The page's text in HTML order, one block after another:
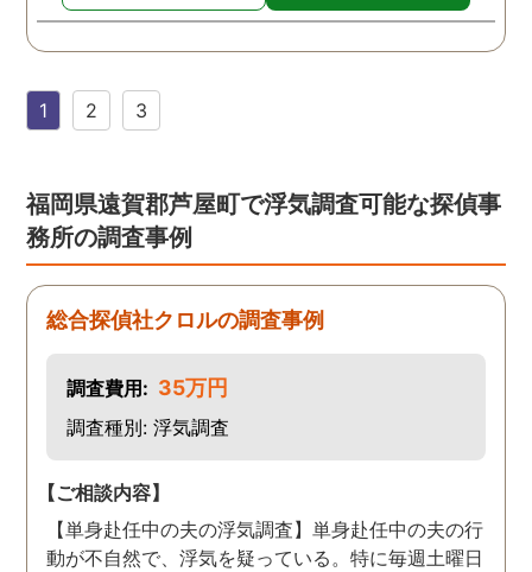
1 2 3
福岡県遠賀郡芦屋町で浮気調査可能な探偵事
務所の調査事例
総合探偵社クロルの調査事例
調査費用: 35万円
調査種別: 浮気調査
【ご相談内容】
【単身赴任中の夫の浮気調査】単身赴任中の夫の行
動が不自然で、浮気を疑っている。特に毎週土曜日